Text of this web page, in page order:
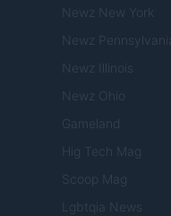
Newz New York
Newz Pennsylvania
Newz Illinois
Newz Ohio
Gameland
Hig Tech Mag
Scoop Mag
Lgbtqia News